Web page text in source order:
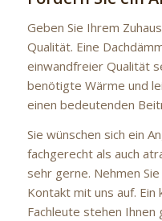
Geben Sie Ihrem
Qualität. Eine
einwandfreier Qualität
benötigte Wärme und
einen bedeutenden
Sie wünschen sich ein
fachgerecht als auch
sehr gerne. Nehmen
Kontakt mit uns auf.
Fachleute stehen Ihnen